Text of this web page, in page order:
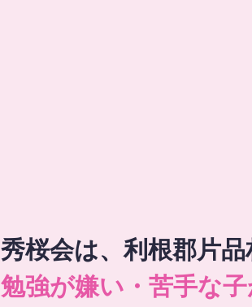
秀桜会は、利根郡片品
勉強が嫌い・苦手な